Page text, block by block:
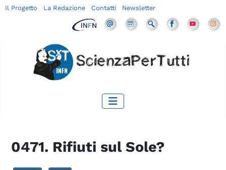
Il Progetto La Redazione Contatti Newsletter
0471. Rifiuti sul Sole?